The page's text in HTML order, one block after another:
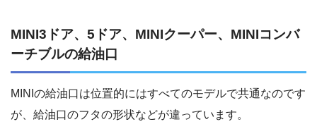
MINI3ドア、5ドア、MINIクーパー、MINIコンバ
ーチブルの給油口
MINIの給油口は位置的にはすべてのモデルで共通なのです
が、給油口のフタの形状などが違っています。